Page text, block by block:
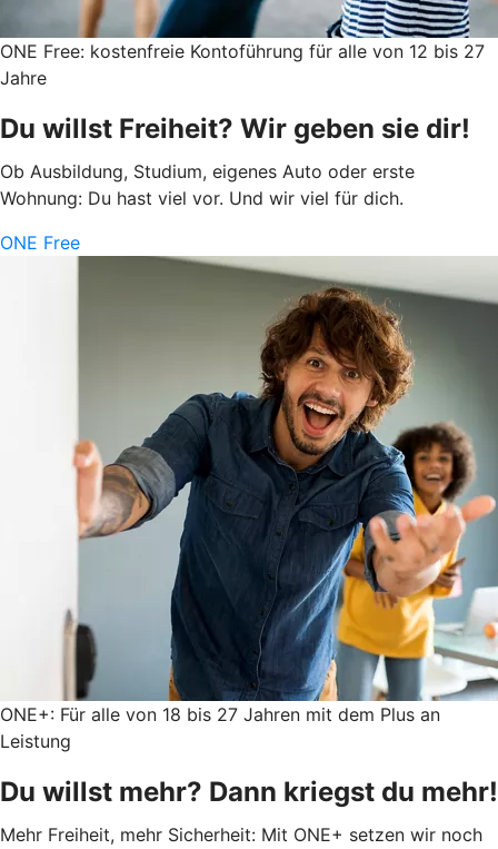
ONE Free: kostenfreie Kontoführung für alle von 12 bis 27
Jahre
Du willst Freiheit? Wir geben sie dir!
Ob Ausbildung, Studium, eigenes Auto oder erste
Wohnung: Du hast viel vor. Und wir viel für dich.
ONE Free
ONE+: Für alle von 18 bis 27 Jahren mit dem Plus an
Leistung
Du willst mehr? Dann kriegst du mehr!
Mehr Freiheit, mehr Sicherheit: Mit ONE+ setzen wir noch